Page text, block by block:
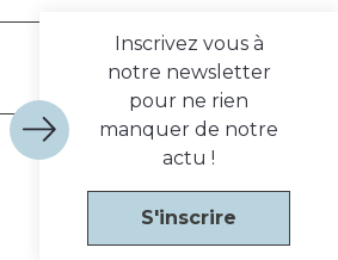
Inscrivez vous à
notre newsletter
pour ne rien
manquer de notre
actu !
S'inscrire